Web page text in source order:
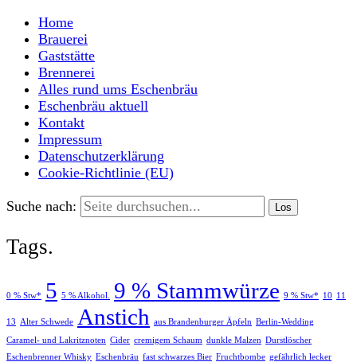
Home
Brauerei
Gaststätte
Brennerei
Alles rund ums Eschenbräu
Eschenbräu aktuell
Kontakt
Impressum
Datenschutzerklärung
Cookie-Richtlinie (EU)
Suche nach:
Tags.
0 % Stw* 5 5 % Alkohol. 9 % Stammwürze 9 % Stw* 10 11
13 Alter Schwede Anstich aus Brandenburger Äpfeln Berlin-Wedding
Caramel- und Lakritznoten Cider cremigem Schaum dunkle Malzen Durstlöscher
Eschenbrenner Whisky Eschenbräu fast schwarzes Bier Fruchtbombe gefährlich lecker